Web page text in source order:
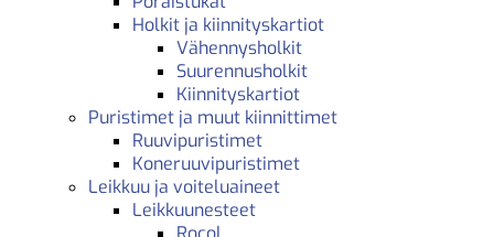
Holkit ja kiinnityskartiot
Vähennysholkit
Suurennusholkit
Kiinnityskartiot
Puristimet ja muut kiinnittimet
Ruuvipuristimet
Koneruuvipuristimet
Leikkuu ja voiteluaineet
Leikkuunesteet